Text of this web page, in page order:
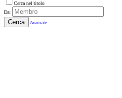
Cerca nel titolo
Da:
Cerca Avanzate...